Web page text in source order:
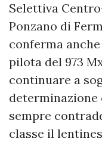
Selettiva
Ponzano di
conferma
pilota del 973
continuare a
determinazione
sempre
classe il